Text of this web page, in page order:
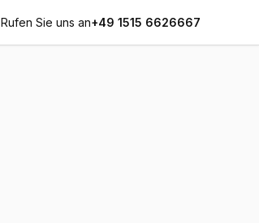
Rufen Sie uns an+49 1515 6626667